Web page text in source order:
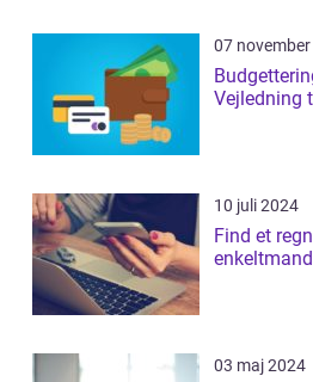
07
Vejledning
10 juli 2024
Find et
03 maj 2024